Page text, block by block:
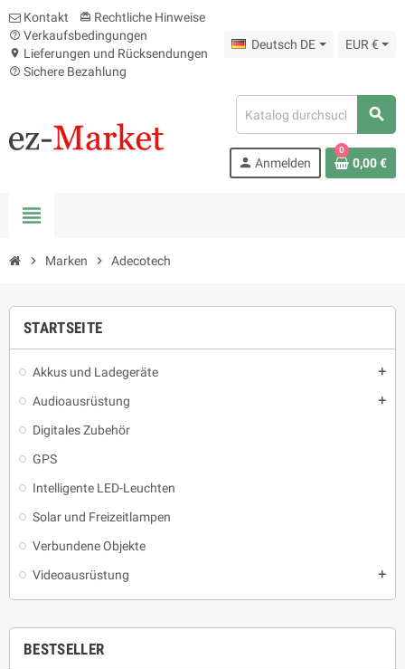
Kontakt card_giftcard Rechtliche Hinweise
help_outline Verkaufsbedingungen
location_on Lieferungen und Rücksendungen
help_outline Sichere Bezahlung
Deutsch DE EUR €
search
person Anmelden
0
0,00 €
view_headline
chevron_right Marken chevron_right Adecotech
STARTSEITE
Akkus und Ladegeräte add
Audioausrüstung add
Digitales Zubehör
GPS
Intelligente LED-Leuchten
Solar und Freizeitlampen
Verbundene Objekte
Videoausrüstung
add
BESTSELLER